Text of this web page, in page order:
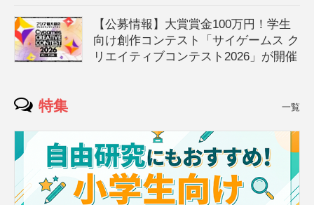
【公募情報】大賞賞金100万円！学生
向け創作コンテスト「サイゲームス ク
リエイティブコンテスト2026」が開催
特集 一覧